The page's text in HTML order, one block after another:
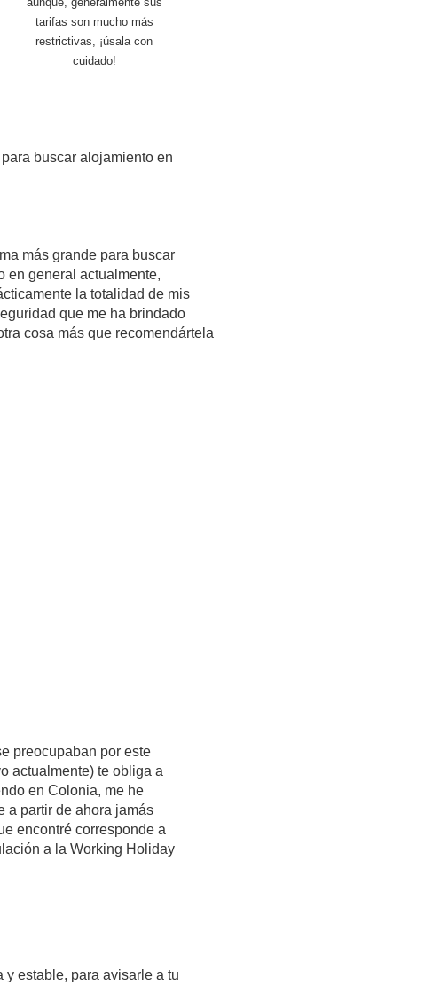
tarifas son mucho más
restrictivas, ¡úsala con
cuidado!
buscar alojamiento en
más grande para buscar
en general actualmente,
la totalidad de mis
que me ha brindado
cosa más que recomendártela
preocupaban por este
actualmente) te obliga a
en Colonia, me he
a partir de ahora jamás
encontré corresponde a
a la Working Holiday
estable, para avisarle a tu